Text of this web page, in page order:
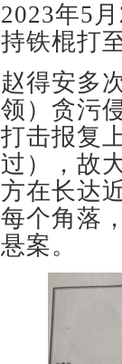
2023年5
持铁棍打
赵得安多
领）贪污
打击报复
过），故
方在长达
每个角落
悬案。